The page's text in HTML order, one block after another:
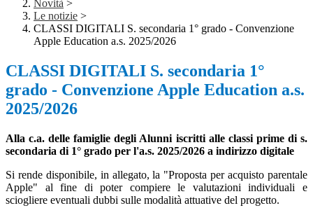
Novità >
Le notizie >
CLASSI DIGITALI S. secondaria 1° grado - Convenzione
Apple Education a.s. 2025/2026
CLASSI DIGITALI S. secondaria 1°
grado - Convenzione Apple Education a.s.
2025/2026
Alla c.a. delle famiglie degli Alunni iscritti alle classi prime di s.
secondaria di 1° grado per l'a.s. 2025/2026 a indirizzo digitale
Si rende disponibile, in allegato, la "Proposta per acquisto parentale
Apple" al fine dipoter compiere le valutazioni individuali e
sciogliere eventuali dubbi sulle modalità attuative del progetto.